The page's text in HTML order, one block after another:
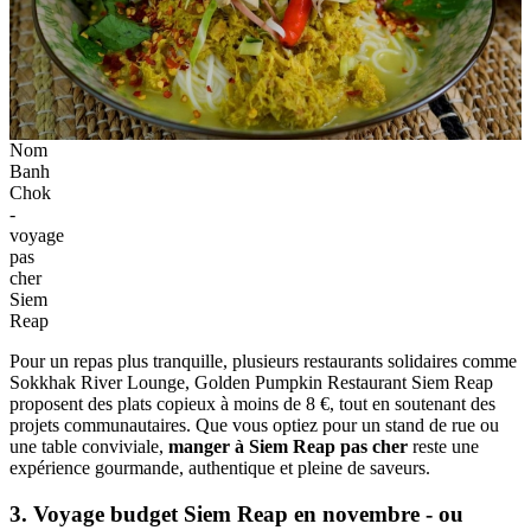
Nom
Banh
Chok
-
voyage
pas
cher
Siem
Reap
Pour un repas plus tranquille, plusieurs restaurants solidaires comme
Sokkhak River Lounge, Golden Pumpkin Restaurant Siem Reap
proposent des plats copieux à moins de 8 €, tout en soutenant des
projets communautaires. Que vous optiez pour un stand de rue ou
une table conviviale, manger à Siem Reap pas cher reste une
expérience gourmande, authentique et pleine de saveurs.
3. Voyage budget Siem Reap en novembre - ou